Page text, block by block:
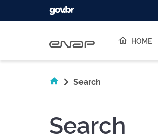
HOME
Search
Search